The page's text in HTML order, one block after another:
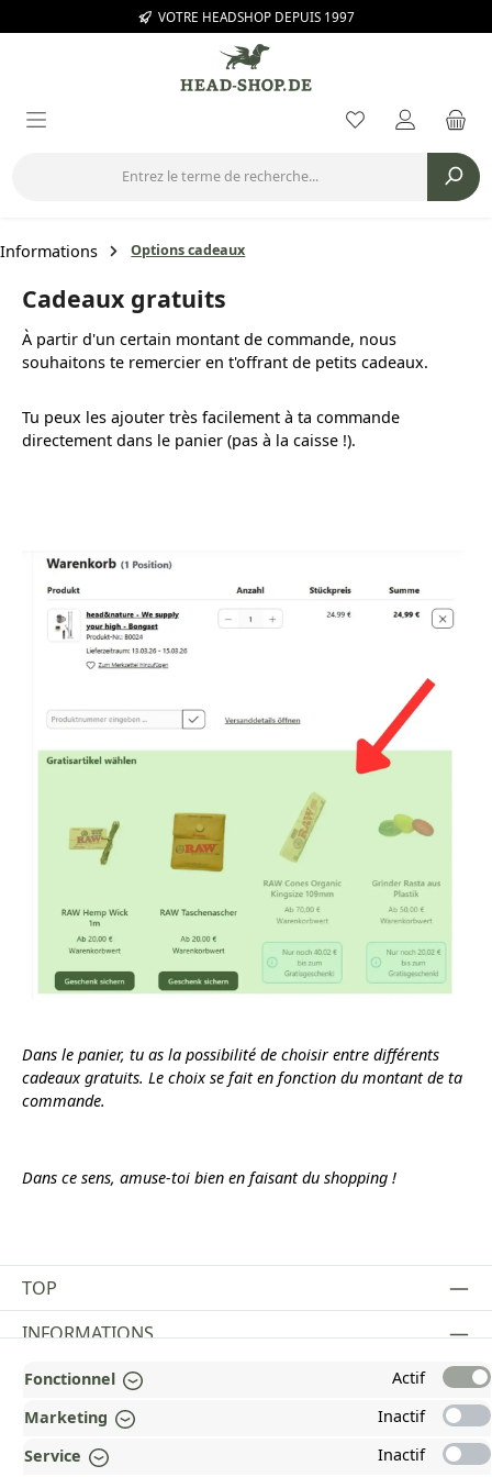
Passer au contenu principalVOTRE HEADSHOP DEPUIS 1997
Vous avez 0
Informations Options cadeaux
Cadeaux gratuits
À partir d'un certain montant de commande, nous
souhaitons te remercier en t'offrant de petits cadeaux.
Tu peux les ajouter très facilement à ta commande
directement dans le panier (pas à la caisse !).
Dans le panier, tu as la possibilité de choisir entre différents
cadeaux gratuits. Le choix se fait en fonction du montant de ta
commande.
Dans ce sens, amuse-toi bien en faisant du shopping !
TOP
INFORMATIONS
MENTIONS LÉGALES
PAYMENT AND SHIPPING METHODS
RÉCOMPENSÉ ET CERTIFIÉ !
Fonctionnel
Actif
Marketing
Inactif
Service
Inactif